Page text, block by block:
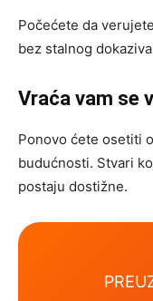
Počećete da
bez stalnog
Vraća vam se
Ponovo ćete osetiti
budućnosti. Stvari
postaju dostižne.